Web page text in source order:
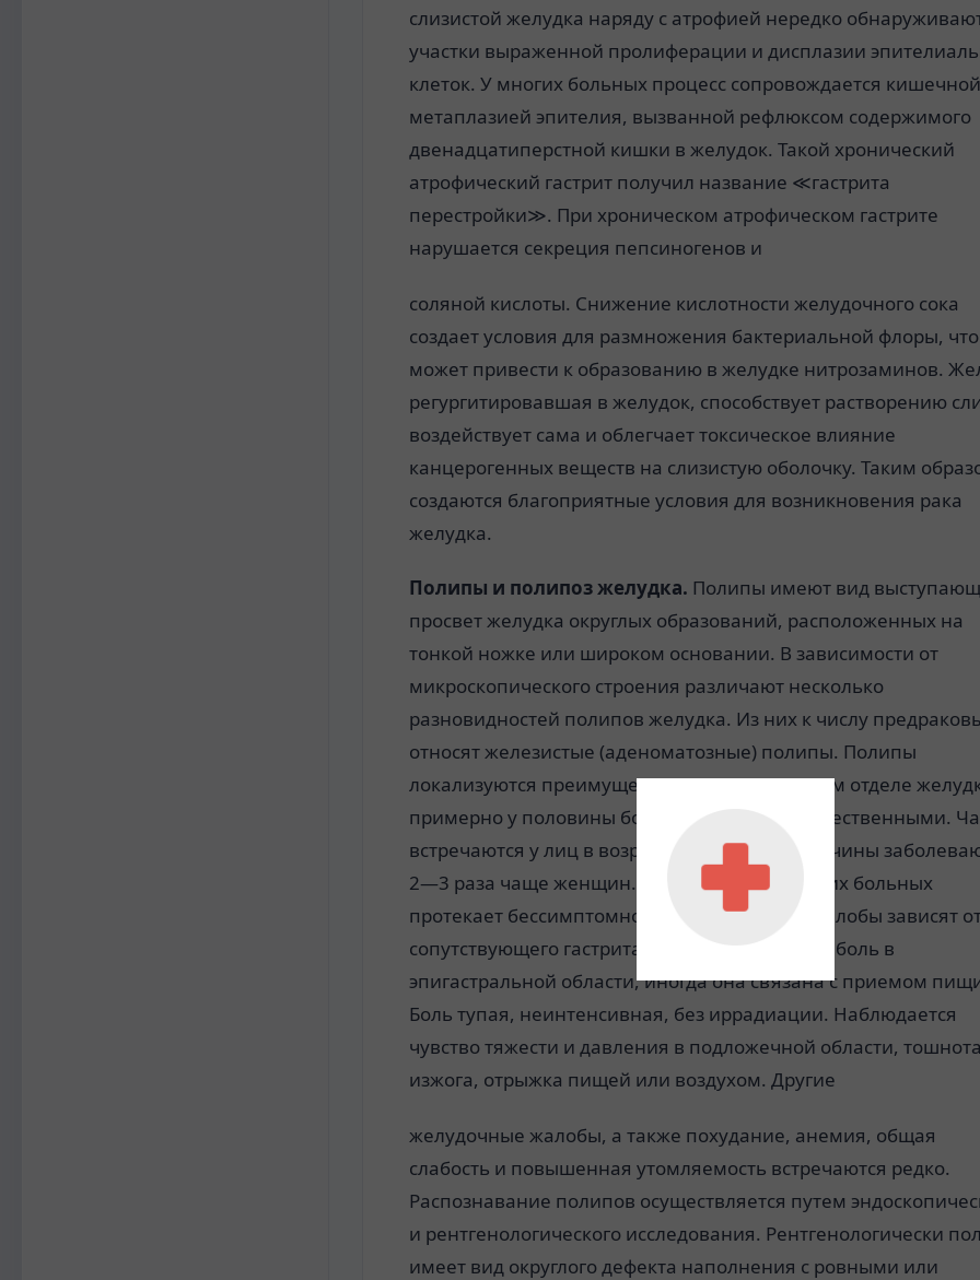
слизистой желудка наряду с атрофией нередко
участки выраженной пролиферации и дисплазии
клеток. У многих больных процесс сопровождается кишечной
метаплазией эпителия, вызванной рефлюксом содержимого
двенадцатиперстной кишки в желудок. Такой хронический
атрофический гастрит получил название ≪гастрита
перестройки≫. При хроническом атрофическом гастрите
нарушается секреция пепсиногенов и
соляной кислоты. Снижение кислотности желудочного сока
создает условия для размножения бактериальной флоры, что
может привести к образованию в желудке нитрозаминов.
регургитировавшая в желудок, способствует растворению
воздействует сама и облегчает токсическое влияние
канцерогенных веществ на слизистую оболочку. Таким
создаются благоприятные условия для возникновения рака
желудка.
Полипы и полипоз желудка. Полипы имеют вид
просвет желудка округлых образований, расположенных на
тонкой ножке или широком основании. В зависимости от
микроскопического строения различают несколько
разновидностей полипов желудка. Из них к числу
относят железистые (аденоматозные) полипы. Полипы
локализуются преимущественно в антральном отделе
примерно у половины больных бывают множественными.
встречаются у лиц в возрасте 40—60 лет. Мужчины
2—3 раза чаще женщин. Заболевание у многих больных
протекает бессимптомно. В других случаях жалобы зависят
сопутствующего гастрита. Больных беспокоит боль в
эпигастральной области, иногда она связана с приемом
Боль тупая, неинтенсивная, без иррадиации. Наблюдается
чувство тяжести и давления в подложечной области,
изжога, отрыжка пищей или воздухом. Другие
желудочные жалобы, а также похудание, анемия, общая
слабость и повышенная утомляемость встречаются редко.
Распознавание полипов осуществляется путем
и рентгенологического исследования. Рентгенологически
имеет вид округлого дефекта наполнения с ровными или